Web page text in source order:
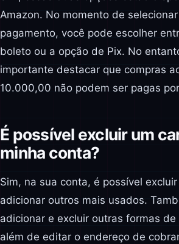
Amazon. No momento de
pagamento, você pode escolher
boleto ou a opção de Pix. No
importante destacar que compras
10.000,00 não podem ser pagas
É possível excluir um
minha conta?
Sim, na sua conta, é possível
adicionar outros mais usados.
adicionar e excluir outras formas de
além de editar o endereço de